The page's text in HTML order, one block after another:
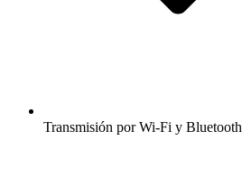
Transmisión por Wi-Fi y Bluetooth